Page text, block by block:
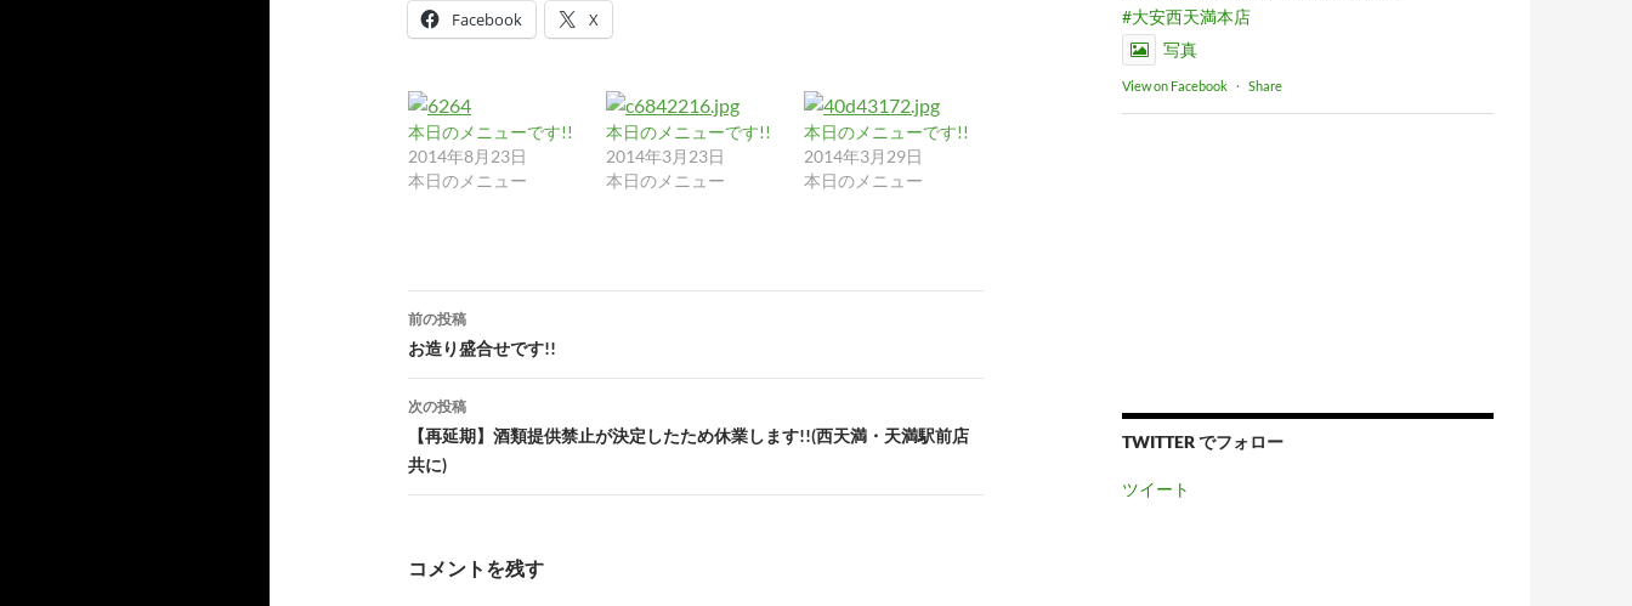
Facebook X
本日のメニューです!!
2014年8月23日
本日のメニュー
本日のメニューです!!
2014年3月23日
本日のメニュー
本日のメニューです!!
2014年3月29日
本日のメニュー
投
稿
ナ
ビ
ゲ
シ
前の投稿
お造り盛合せです!!
次の投稿
【再延期】酒類提供禁止が決定したため休業します!!(西天満・天満駅前店
共に)
コメントを残す
#大安西天満本店
写真
View on Facebook · Share
TWITTER でフォロー
ツイート